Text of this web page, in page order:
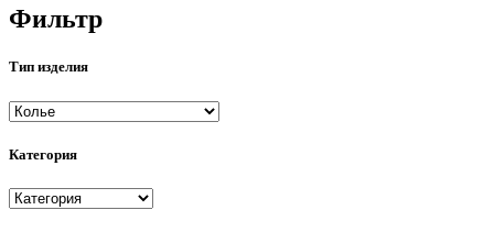
Фильтр
Тип изделия
Категория